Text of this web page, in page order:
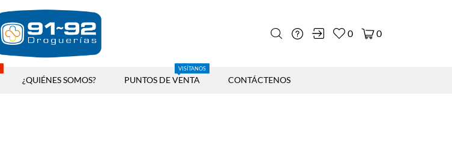
0 0
¿QUIÉNES SOMOS? PUNTOS DE VENTA
VISÍTANOS
CONTÁCTENOS